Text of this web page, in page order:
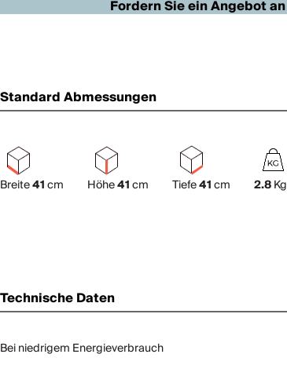
Fordern Sie ein Angebot an
Standard Abmessungen
Breite41cm Höhe41cm Tiefe41cm 2.8Kg
Technische Daten
Bei niedrigem Energieverbrauch